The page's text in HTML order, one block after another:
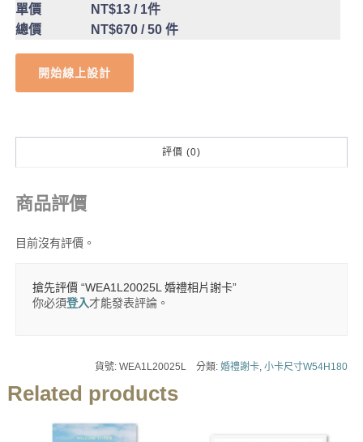
單價 NT$13/ 1件
總價
NT$670/ 50 件
開始線上設計
評價 (0)
商品評價
目前沒有評價。
搶先評價 “WEA1L20025L 婚禮相片謝卡”
你必須登入才能發表評論。
貨號:WEA1L20025L 分類:婚禮謝卡 ,小卡尺寸W54H180
Related products